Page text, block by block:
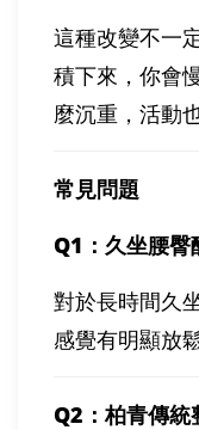
這種改變不一
積下來，你會
麼沉重，活動
常見問題
Q1 ：久坐腰
對於長時間久
感覺有明顯放
Q2 ：柏青傳